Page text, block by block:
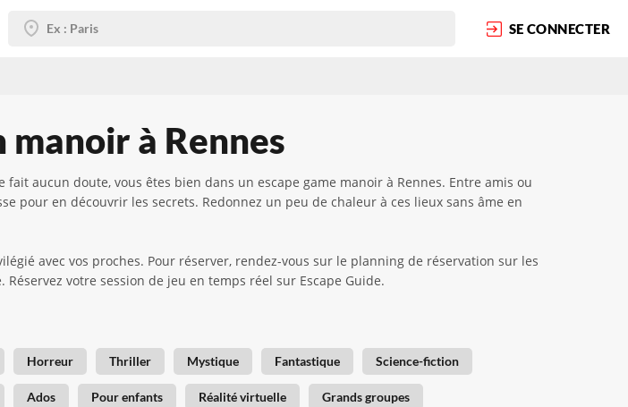
SE CONNECTER
manoir à Rennes
aucun doute, vous êtes bien dans un escape game manoir à Rennes. Entre amis ou
pour en découvrir les secrets. Redonnez un peu de chaleur à ces lieux sans âme en
avec vos proches. Pour réserver, rendez-vous sur le planning de réservation sur les
votre session de jeu en temps réel sur Escape Guide.
Horreur Thriller Mystique Fantastique Science-fiction
Ados Pour enfants Réalité virtuelle Grands groupes